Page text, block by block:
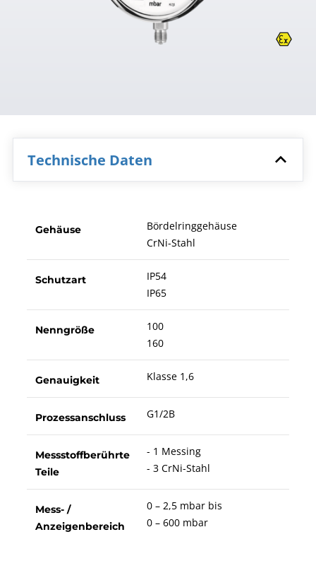
Technische Daten
Gehäuse
Bördelringgehäuse
CrNi-Stahl
Schutzart
IP54
IP65
Nenngröße
100
160
Genauigkeit Klasse 1,6
Prozessanschluss G1/2B
Messstoffberührte
Teile
- 1 Messing
- 3 CrNi-Stahl
Mess- /
Anzeigenbereich
0 – 2,5 mbar bis
0 – 600 mbar